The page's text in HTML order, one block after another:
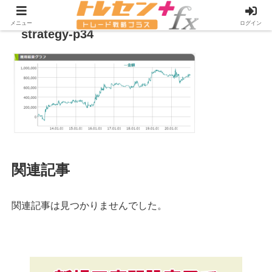
strategy-p34
関連記事
関連記事は見つかりませんでした。
メニュー ログイン